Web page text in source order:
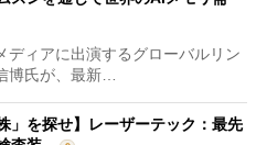
ィアに出演するグローバルリン
博氏が、最新…
」を探せ】レーザーテック：最先